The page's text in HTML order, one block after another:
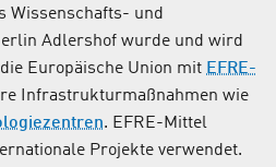
Wissenschafts- und
Adlershof wurde und wird
Europäische Union mit EFRE-
Infrastrukturmaßnahmen wie
. EFRE-Mittel
Projekte verwendet.